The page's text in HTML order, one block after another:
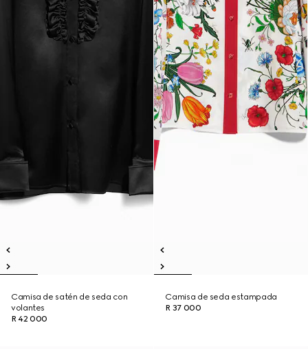
Camisa de satén de seda con
volantes
R 42 000
Camisa de seda estampada
R 37 000